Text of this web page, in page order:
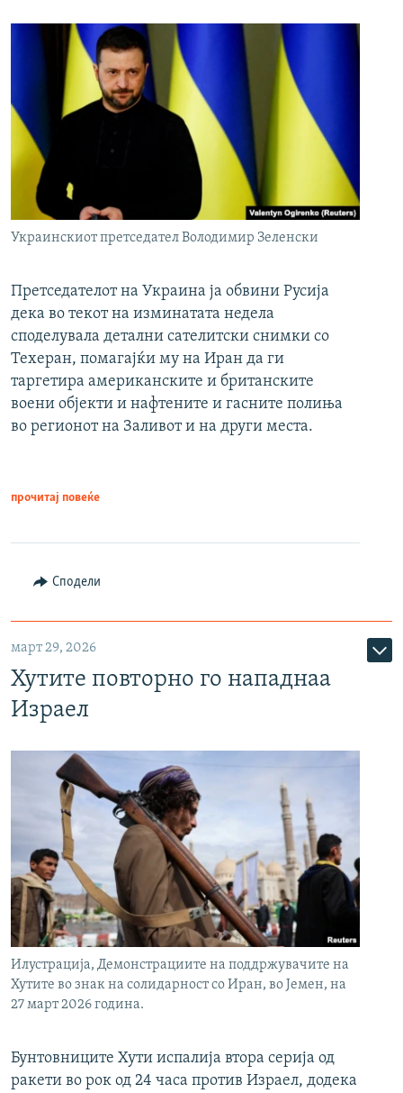
Украинскиот претседател Володимир Зеленски
Претседателот на Украина ја обвини Русија
дека во текот на изминатата недела
споделувала детални сателитски снимки со
Техеран, помагајќи му на Иран да ги
таргетира американските и британските
воени објекти и нафтените и гасните полиња
во регионот на Заливот и на други места.
прочитај повеќе
Сподели
март 29, 2026
Хутите повторно го нападнаа
Израел
Илустрација, Демонстрациите на поддржувачите на
Хутите во знак на солидарност со Иран, во Јемен, на
27 март 2026 година.
Бунтовниците Хути испалија втора серија од
ракети во рок од 24 часа против Израел, додека